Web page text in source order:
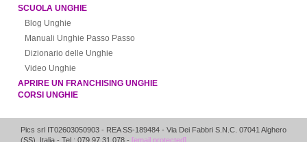
SCUOLA UNGHIE
Blog Unghie
Manuali Unghie Passo Passo
Dizionario delle Unghie
Video Unghie
APRIRE UN FRANCHISING UNGHIE
CORSI UNGHIE
Pics srl IT02603050903 - REA SS-189484 - Via Dei Fabbri S.N.C. 07041 Alghero
(SS), Italia - Tel.: 079.97.31.078 - [email protected]